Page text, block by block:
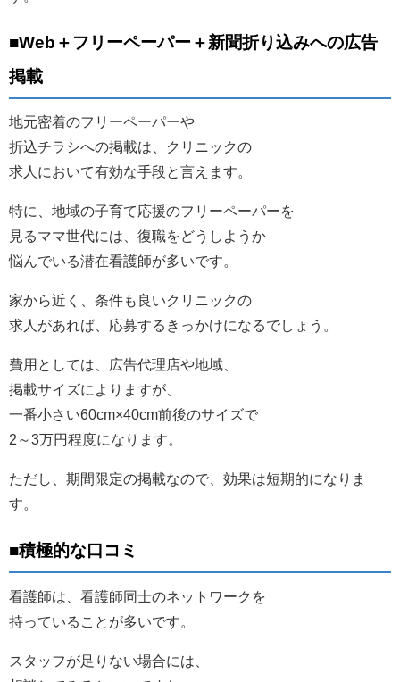
■Web＋フリーペーパー＋新聞折り込みへの広告
掲載
地元密着のフリーペーパーや
折込チラシへの掲載は、クリニックの
求人において有効な手段と言えます。
特に、地域の子育て応援のフリーペーパーを
見るママ世代には、復職をどうしようか
悩んでいる潜在看護師が多いです。
家から近く、条件も良いクリニックの
求人があれば、応募するきっかけになるでしょう。
費用としては、広告代理店や地域、
掲載サイズによりますが、
一番小さい60cm×40cm前後のサイズで
2～3万円程度になります。
ただし、期間限定の掲載なので、効果は短期的になりま
す。
■積極的な口コミ
看護師は、看護師同士のネットワークを
持っていることが多いです。
スタッフが足りない場合には、